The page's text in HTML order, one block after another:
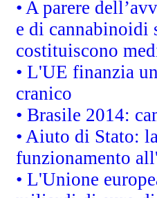
• A parere
e di cannabinoidi
costituiscono
• L'UE finanzia
cranico
• Brasile 2014:
• Aiuto di Stato:
funzionamento
• L'Unione